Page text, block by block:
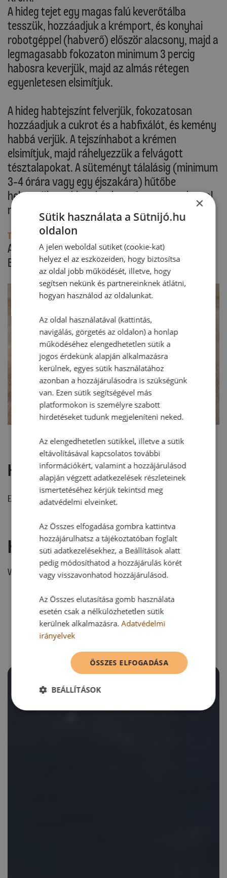
A hideg tejet egy magas falú keverőtálba
tesszük, hozzáadjuk a krémport, és konyhai
robotgéppel (habverő) először alacsony, majd a
legmagasabb fokozaton minimum 3 percig
habosra keverjük, majd az almás rétegen
egyenletesen elsimítjuk.
A hideg habtejszínt felverjük, fokozatosan
hozzáadjuk a cukrot és a habfixálót, és kemény
habbá verjük. A tejszínhabot a krémen
elsimítjuk, majd ráhelyezzük a felvágott
tésztalapokat. A süteményt tálalásig (minimum
3-4 órára vagy egy éjszakára) hűtőbe
helyezzük, majd szeletekre vágva, porcukorral
meghintve kínáljuk.
Tipp:
Az almás réteget elkészíthetjük Dr. Oetker
Bourbon vaníliás Prémium Pudinggal is.
Hozzászólások
Ehhez a recepthez még nem érkezett hozzászólás.
Hozzászólás írása
Vélemény írásához, kérjük,jelentkezz be!
RECEPTAJÁNLÓ
×
Sütik használata a Sütnijó.hu
oldalon
A jelen weboldal sütiket (cookie-kat)
helyez el az eszközeiden, hogy biztosítsa
az oldal jobb működését, illetve, hogy
segítsen nekünk és partnereinknek átlátni,
hogyan használod az oldalunkat.
Az oldal használatával (kattintás,
navigálás, görgetés az oldalon) a honlap
működéséhez elengedhetetlen sütik a
jogos érdekünk alapján alkalmazásra
kerülnek, egyes sütik használatához
azonban a hozzájárulásodra is szükségünk
van. Ezen sütik segítségével más
platformokon is személyre szabott
hirdetéseket tudunk megjeleníteni neked.
Az elengedhetetlen sütikkel, illetve a sütik
eltávolításával kapcsolatos további
információkért, valamint a hozzájárulásod
alapján végzett adatkezelések részleteinek
ismertetéséhez kérjük tekintsd meg
adatvédelmi elveinket.
Az Összes elfogadása gombra kattintva
hozzájárulhatsz a tájékoztatóban foglalt
süti adatkezelésekhez, a Beállítások alatt
pedig módosíthatod a hozzájárulás körét
vagy visszavonhatod hozzájárulásod.
Az Összes elutasítása gomb használata
esetén csak a nélkülözhetetlen sütik
kerülnek alkalmazásra.Adatvédelmi
irányelvek
ÖSSZES ELFOGADÁSA
BEÁLLÍTÁSOK